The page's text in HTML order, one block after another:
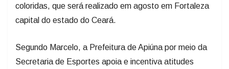
coloridas, que será realizado em agosto em Fortaleza
capital do estado do Ceará.
Segundo Marcelo, a Prefeitura de Apiúna por meio da
Secretaria de Esportes apoia e incentiva atitudes